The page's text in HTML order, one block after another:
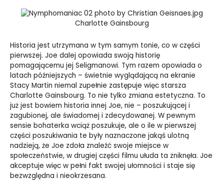
Charlotte Gainsbourg
Historia jest utrzymana w tym samym tonie, co w części
pierwszej. Joe dalej opowiada swoją historię
pomagającemu jej Seligmanowi. Tym razem opowiada o
latach późniejszych – świetnie wyglądającą na ekranie
Stacy Martin niemal zupełnie zastępuje więc starsza
Charlotte Gainsbourg. To nie tylko zmiana estetyczna. To
już jest bowiem historia innej Joe, nie – poszukującej i
zagubionej, ale świadomej i zdecydowanej. W pewnym
sensie bohaterka wciąż poszukuje, ale o ile w pierwszej
części poszukiwania te były naznaczone jakąś ulotną
nadzieją, że Joe zdoła znaleźć swoje miejsce w
społeczeństwie, w drugiej części filmu ułuda ta zniknęła. Joe
akceptuje więc w pełni fakt swojej ułomności i staje się
bezwzględna i nieokrzesana.